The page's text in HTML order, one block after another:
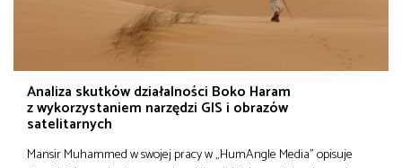
Analiza skutków działalności Boko Haram
z wykorzystaniem narzędzi GIS i obrazów
satelitarnych
Mansir Muhammed w swojej pracy w „HumAngle Media” opisuje